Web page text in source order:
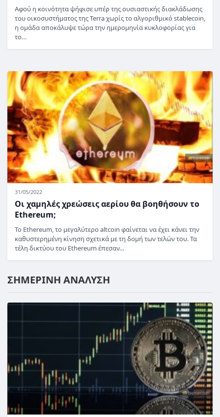
Αφού η κοινότητα ψήφισε υπέρ της ουσιαστικής διακλάδωσης
του οικοσυστήματος της Terra χωρίς το αλγοριθμικό stablecoin,
η ομάδα αποκάλυψε τώρα την ημερομηνία κυκλοφορίας για
το…
31/05/2022
Οι χαμηλές χρεώσεις αερίου θα βοηθήσουν το
Ethereum;
Το Ethereum, το μεγαλύτερο altcoin φαίνεται να έχει κάνει την
καθυστερημένη κίνηση σχετικά με τη δομή των τελών του. Τα
τέλη δικτύου του Ethereum έπεσαν…
ΣΗΜΕΡΙΝΗ ΑΝΑΛΥΣΗ